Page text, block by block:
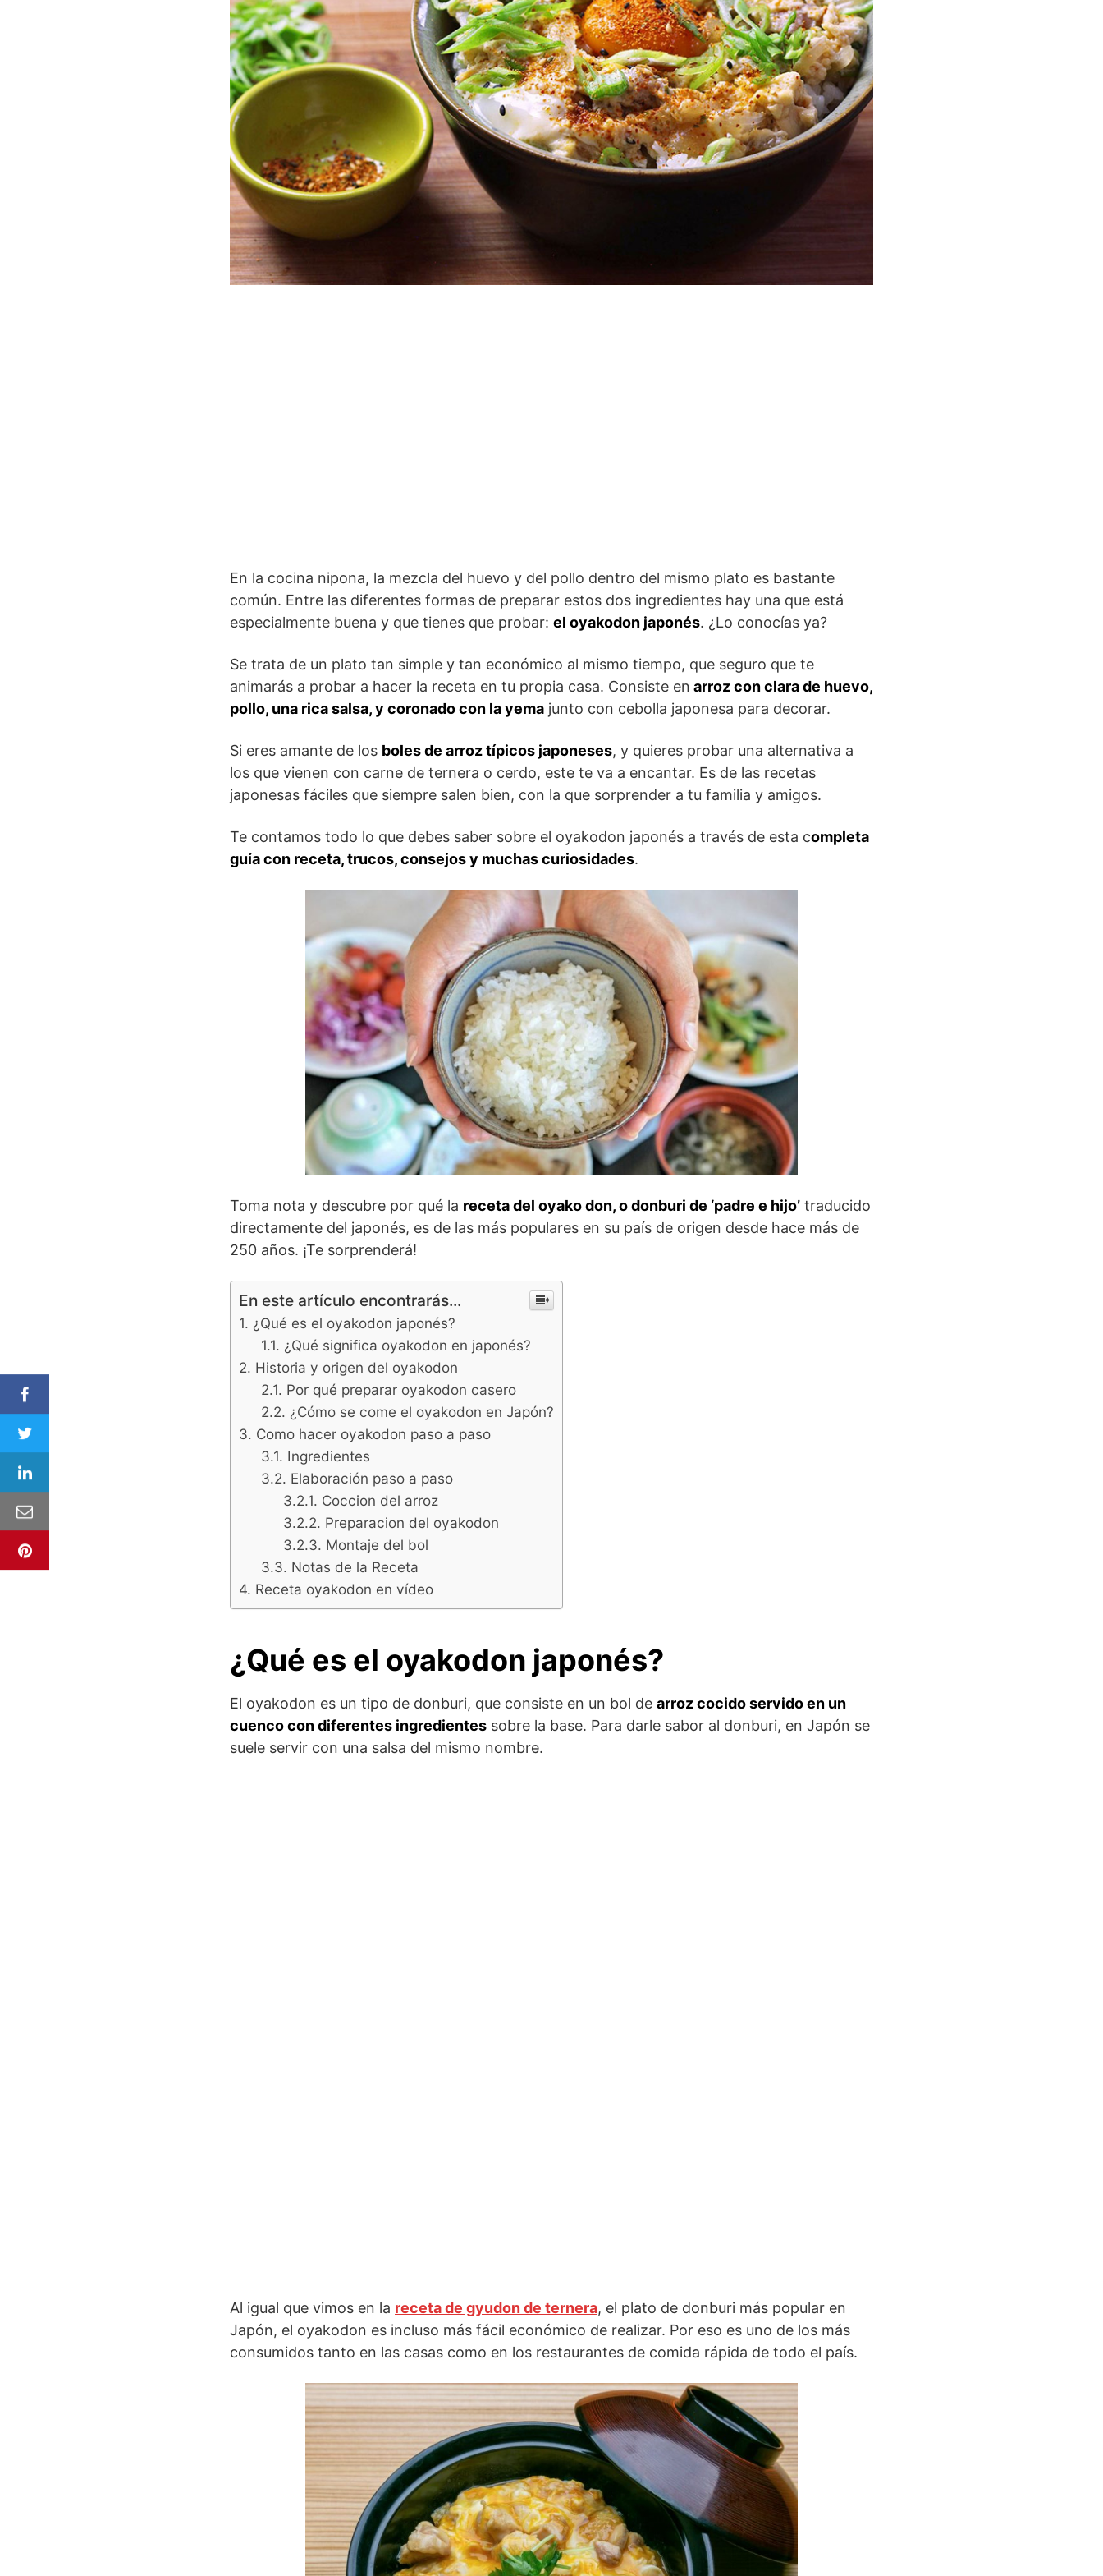
En la cocina nipona, la mezcla del huevo y del pollo dentro del mismo plato es bastante
común. Entre las diferentes formas de preparar estos dos ingredientes hay una que está
especialmente buena y que tienes que probar: el oyakodon japonés. ¿Lo conocías ya?
Se trata de un plato tan simple y tan económico al mismo tiempo, que seguro que te
animarás a probar a hacer la receta en tu propia casa. Consiste en arroz con clara de huevo,
pollo, una rica salsa, y coronado con la yema junto con cebolla japonesa para decorar.
Si eres amante de los boles de arroz típicos japoneses, y quieres probar una alternativa a
los que vienen con carne de ternera o cerdo, este te va a encantar. Es de las recetas
japonesas fáciles que siempre salen bien, con la que sorprender a tu familia y amigos.
Te contamos todo lo que debes saber sobre el oyakodon japonés a través de esta completa
guía con receta, trucos, consejos y muchas curiosidades.
Toma nota y descubre por qué la receta del oyako don, o donburi de ‘padre e hijo’ traducido
directamente del japonés, es de las más populares en su país de origen desde hace más de
250 años. ¡Te sorprenderá!
En este artículo encontrarás...
¿Qué es el oyakodon japonés?
¿Qué significa oyakodon en japonés?
Historia y origen del oyakodon
Por qué preparar oyakodon casero
¿Cómo se come el oyakodon en Japón?
Como hacer oyakodon paso a paso
Ingredientes
Elaboración paso a paso
Coccion del arroz
Preparacion del oyakodon
Montaje del bol
Notas de la Receta
Receta oyakodon en vídeo
¿Qué es el oyakodon japonés?
El oyakodon es un tipo de donburi, que consiste en un bol de arroz cocido servido en un
cuenco con diferentes ingredientes sobre la base. Para darle sabor al donburi, en Japón se
suele servir con una salsa del mismo nombre.
Al igual que vimos en la receta de gyudon de ternera, el plato de donburi más popular en
Japón, el oyakodon es incluso más fácil económico de realizar. Por eso es uno de los más
consumidos tanto en las casas como en los restaurantes de comida rápida de todo el país.